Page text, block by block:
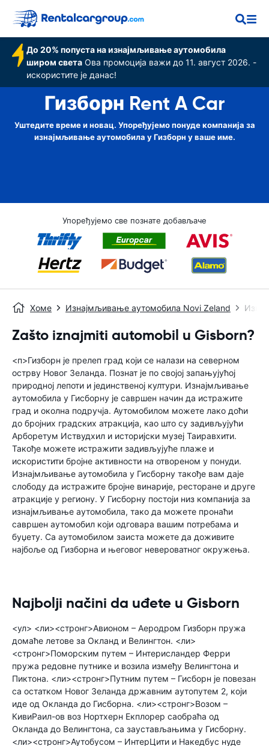
До 20% попуста на изнајмљивање аутомобила
широм света Ова промоција важи до 11. август 2026. -
искористите је данас!
Гизборн Rent A Car
Уштедите време и новац. Упоређујемо понуде компанија за
изнајмљивање аутомобила у Гизборн у ваше име.
Упоређујемо све познате добављаче
Хоме Изнајмљивање аутомобила Novi Zeland
Zašto iznajmiti automobil u Gisborn?
<п>Гизборн је прелеп град који се налази на северном
острву Новог Зеланда. Познат је по својој запањујућој
природној лепоти и јединственој култури. Изнајмљивање
аутомобила у Гисборну је савршен начин да истражите
град и околна подручја. Аутомобилом можете лако доћи
до бројних градских атракција, као што су задивљујући
Арборетум Иствудхил и историјски музеј Таиравхити.
Такође можете истражити задивљујуће плаже и
искористити бројне активности на отвореном у понуди.
Изнајмљивање аутомобила у Гисборну такође вам даје
слободу да истражите бројне винарије, ресторане и друге
атракције у региону. У Гисборну постоји низ компанија за
изнајмљивање аутомобила, тако да можете пронаћи
савршен аутомобил који одговара вашим потребама и
буџету. Са аутомобилом заиста можете да доживите
најбоље од Гизборна и његовог невероватног окружења.
Najbolji načini da uđete u Gisborn
<ул> <ли><стронг>Авионом – Аеродром Гизборн пружа
домаће летове за Окланд и Велингтон. <ли>
<стронг>Поморским путем – Интерисландер Ферри
пружа редовне путнике и возила између Велингтона и
Пиктона. <ли><стронг>Путним путем – Гисборн је повезан
са остатком Новог Зеланда државним аутопутем 2, који
иде од Окланда до Гисборна. <ли><стронг>Возом –
КивиРаил-ов воз Нортхерн Екплорер саобраћа од
Окланда до Велингтона, са заустављањима у Гисборну.
<ли><стронг>Аутобусом – ИнтерЦити и Накедбус нуде